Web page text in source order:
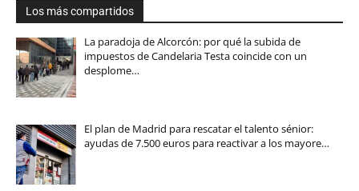
Los más compartidos
La paradoja de Alcorcón: por qué la subida de
impuestos de Candelaria Testa coincide con un
desplome…
El plan de Madrid para rescatar el talento sénior:
ayudas de 7.500 euros para reactivar a los mayore…